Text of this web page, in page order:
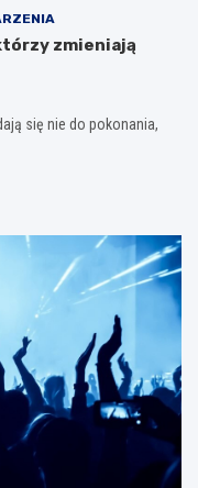
zmieniają
się nie do pokonania,